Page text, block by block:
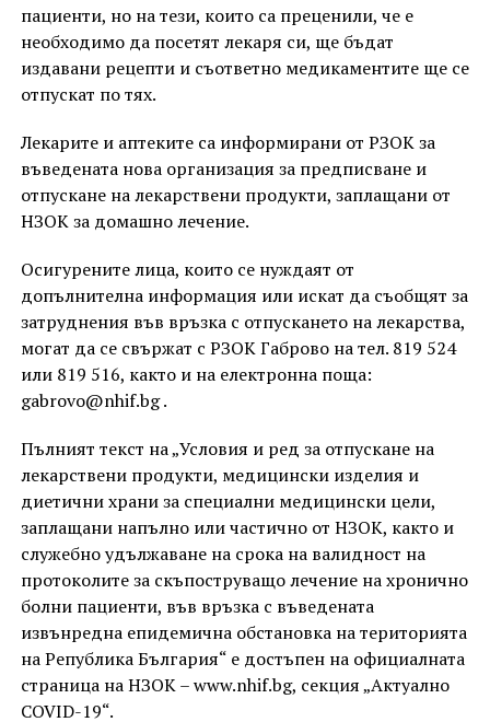
пациенти, но на тези, които са преценили, че е
необходимо да посетят лекаря си, ще бъдат
издавани рецепти и съответно медикаментите ще се
отпускат по тях.
Лекарите и аптеките са информирани от РЗОК за
въведената нова организация за предписване и
отпускане на лекарствени продукти, заплащани от
НЗОК за домашно лечение.
Осигурените лица, които се нуждаят от
допълнителна информация или искат да съобщят за
затруднения във връзка с отпускането на лекарства,
могат да се свържат с РЗОК Габрово на тел. 819 524
или 819 516, както и на електронна поща:
gabrovo@nhif.bg .
Пълният текст на „Условия и ред за отпускане на
лекарствени продукти, медицински изделия и
диетични храни за специални медицински цели,
заплащани напълно или частично от НЗОК, както и
служебно удължаване на срока на валидност на
протоколите за скъпоструващо лечение на хронично
болни пациенти, във връзка с въведената
извънредна епидемична обстановка на територията
на Република България“ е достъпен на официалната
страница на НЗОК – www.nhif.bg, секция „Актуално
COVID-19“.